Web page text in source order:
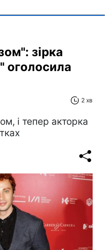
зірка
оголосила
2 хв
і тепер акторка